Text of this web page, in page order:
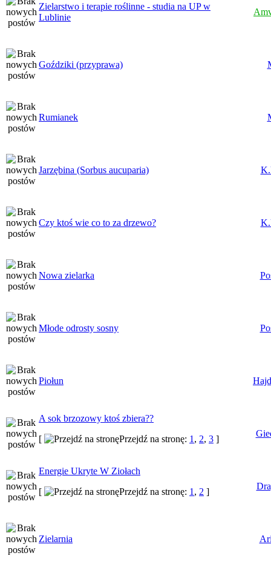
Zielarstwo i terapie roślinne - studia na UP w
Lublinie
Goździki (przyprawa)
Rumianek
Jarzębina (Sorbus aucuparia)
Czy ktoś wie co to za drzewo?
Nowa zielarka
Młode odrosty sosny
Piołun
A sok brzozowy ktoś zbiera??
[
Przejdź na stronę: 1 , 2, 3 ]
Energie Ukryte W Ziołach
[
Przejdź na stronę: 1 , 2 ]
Zielarnia